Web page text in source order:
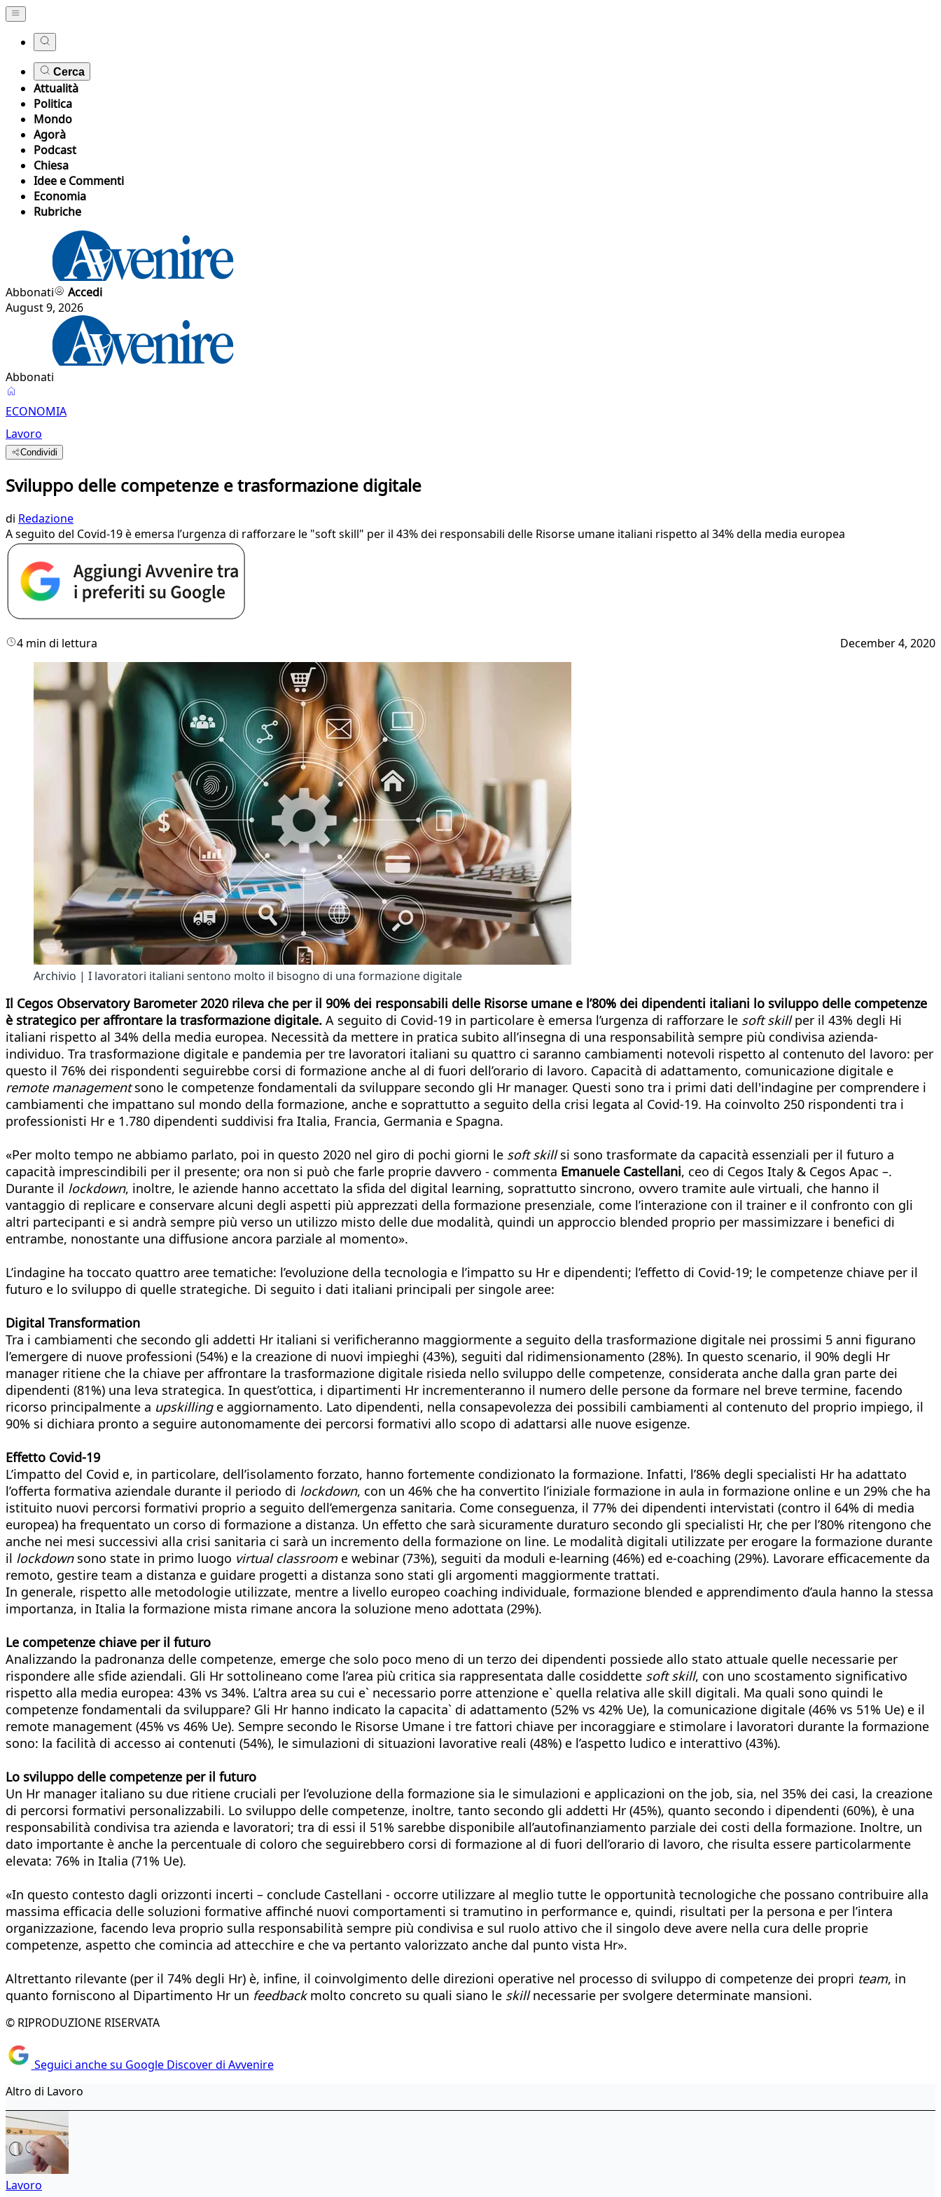
Cerca
Attualità
Politica
Mondo
Agorà
Podcast
Chiesa
Idee e Commenti
Economia
Rubriche
Abbonati
Accedi
August 9, 2026
Abbonati
ECONOMIA
Lavoro
Condividi
Sviluppo delle competenze e trasformazione digitale
di Redazione
A seguito del Covid-19 è emersa l’urgenza di rafforzare le "soft skill" per il 43% dei responsabili delle Risorse umane italiani rispetto al 34% della media europea
4 min di lettura December 4, 2020
Archivio | I lavoratori italiani sentono molto il bisogno di una formazione digitale
Il Cegos Observatory Barometer 2020 rileva che per il 90% dei responsabili delle Risorse umane e l’80% dei dipendenti italiani lo sviluppo delle competenze
è strategico per affrontare la trasformazione digitale. A seguito di Covid-19 in particolare è emersa l’urgenza di rafforzare le soft skillper il 43% degli Hi
italiani rispetto al 34% della media europea. Necessità da mettere in pratica subito all’insegna di una responsabilità sempre più condivisa azienda-
individuo. Tra trasformazione digitale e pandemia per tre lavoratori italiani su quattro ci saranno cambiamenti notevoli rispetto al contenuto del lavoro: per
questo il 76% dei rispondenti seguirebbe corsi di formazione anche al di fuori dell’orario di lavoro. Capacità di adattamento, comunicazione digitale e
remote managementsono le competenze fondamentali da sviluppare secondo gli Hr manager. Questi sono tra i primi dati dell'indagine per comprendere i
cambiamenti che impattano sul mondo della formazione, anche e soprattutto a seguito della crisi legata al Covid-19. Ha coinvolto 250 rispondenti tra i
professionisti Hr e 1.780 dipendenti suddivisi fra Italia, Francia, Germania e Spagna.
«Per molto tempo ne abbiamo parlato, poi in questo 2020 nel giro di pochi giorni le soft skillsi sono trasformate da capacità essenziali per il futuro a
capacità imprescindibili per il presente; ora non si può che farle proprie davvero - commenta Emanuele Castellani, ceo di Cegos Italy & Cegos Apac –.
Durante il lockdown, inoltre, le aziende hanno accettato la sfida del digital learning, soprattutto sincrono, ovvero tramite aule virtuali, che hanno il
vantaggio di replicare e conservare alcuni degli aspetti più apprezzati della formazione presenziale, come l’interazione con il trainer e il confronto con gli
altri partecipanti e si andrà sempre più verso un utilizzo misto delle due modalità, quindi un approccio blended proprio per massimizzare i benefici di
entrambe, nonostante una diffusione ancora parziale al momento».
L’indagine ha toccato quattro aree tematiche: l’evoluzione della tecnologia e l’impatto su Hr e dipendenti; l’effetto di Covid-19; le competenze chiave per il
futuro e lo sviluppo di quelle strategiche. Di seguito i dati italiani principali per singole aree:
Digital Transformation
Tra i cambiamenti che secondo gli addetti Hr italiani si verificheranno maggiormente a seguito della trasformazione digitale nei prossimi 5 anni figurano
l’emergere di nuove professioni (54%) e la creazione di nuovi impieghi (43%), seguiti dal ridimensionamento (28%). In questo scenario, il 90% degli Hr
manager ritiene che la chiave per affrontare la trasformazione digitale risieda nello sviluppo delle competenze, considerata anche dalla gran parte dei
dipendenti (81%) una leva strategica. In quest’ottica, i dipartimenti Hr incrementeranno il numero delle persone da formare nel breve termine, facendo
ricorso principalmente a upskillinge aggiornamento. Lato dipendenti, nella consapevolezza dei possibili cambiamenti al contenuto del proprio impiego, il
90% si dichiara pronto a seguire autonomamente dei percorsi formativi allo scopo di adattarsi alle nuove esigenze.
Effetto Covid-19
L’impatto del Covid e, in particolare, dell’isolamento forzato, hanno fortemente condizionato la formazione. Infatti, l’86% degli specialisti Hr ha adattato
l’offerta formativa aziendale durante il periodo di lockdown, con un 46% che ha convertito l’iniziale formazione in aula in formazione online e un 29% che ha
istituito nuovi percorsi formativi proprio a seguito dell’emergenza sanitaria. Come conseguenza, il 77% dei dipendenti intervistati (contro il 64% di media
europea) ha frequentato un corso di formazione a distanza. Un effetto che sarà sicuramente duraturo secondo gli specialisti Hr, che per l’80% ritengono che
anche nei mesi successivi alla crisi sanitaria ci sarà un incremento della formazione on line. Le modalità digitali utilizzate per erogare la formazione durante
il lockdownsono state in primo luogo virtual classroome webinar (73%), seguiti da moduli e-learning (46%) ed e-coaching (29%). Lavorare efficacemente da
remoto, gestire team a distanza e guidare progetti a distanza sono stati gli argomenti maggiormente trattati.
In generale, rispetto alle metodologie utilizzate, mentre a livello europeo coaching individuale, formazione blended e apprendimento d’aula hanno la stessa
importanza, in Italia la formazione mista rimane ancora la soluzione meno adottata (29%).
Le competenze chiave per il futuro
Analizzando la padronanza delle competenze, emerge che solo poco meno di un terzo dei dipendenti possiede allo stato attuale quelle necessarie per
rispondere alle sfide aziendali. Gli Hr sottolineano come l’area più critica sia rappresentata dalle cosiddette soft skill, con uno scostamento significativo
rispetto alla media europea: 43% vs 34%. L’altra area su cui e` necessario porre attenzione e` quella relativa alle skill digitali. Ma quali sono quindi le
competenze fondamentali da sviluppare? Gli Hr hanno indicato la capacita` di adattamento (52% vs 42% Ue), la comunicazione digitale (46% vs 51% Ue) e il
remote management (45% vs 46% Ue). Sempre secondo le Risorse Umane i tre fattori chiave per incoraggiare e stimolare i lavoratori durante la formazione
sono: la facilità di accesso ai contenuti (54%), le simulazioni di situazioni lavorative reali (48%) e l’aspetto ludico e interattivo (43%).
Lo sviluppo delle competenze per il futuro
Un Hr manager italiano su due ritiene cruciali per l’evoluzione della formazione sia le simulazioni e applicazioni on the job, sia, nel 35% dei casi, la creazione
di percorsi formativi personalizzabili. Lo sviluppo delle competenze, inoltre, tanto secondo gli addetti Hr (45%), quanto secondo i dipendenti (60%), è una
responsabilità condivisa tra azienda e lavoratori; tra di essi il 51% sarebbe disponibile all’autofinanziamento parziale dei costi della formazione. Inoltre, un
dato importante è anche la percentuale di coloro che seguirebbero corsi di formazione al di fuori dell’orario di lavoro, che risulta essere particolarmente
elevata: 76% in Italia (71% Ue).
«In questo contesto dagli orizzonti incerti – conclude Castellani - occorre utilizzare al meglio tutte le opportunità tecnologiche che possano contribuire alla
massima efficacia delle soluzioni formative affinché nuovi comportamenti si tramutino in performance e, quindi, risultati per la persona e per l’intera
organizzazione, facendo leva proprio sulla responsabilità sempre più condivisa e sul ruolo attivo che il singolo deve avere nella cura delle proprie
competenze, aspetto che comincia ad attecchire e che va pertanto valorizzato anche dal punto vista Hr».
Altrettanto rilevante (per il 74% degli Hr) è, infine, il coinvolgimento delle direzioni operative nel processo di sviluppo di competenze dei propri team, in
quanto forniscono al Dipartimento Hr un feedbackmolto concreto su quali siano le skillnecessarie per svolgere determinate mansioni.
© RIPRODUZIONE RISERVATA
Seguici anche su Google Discover di Avvenire
Altro di Lavoro
Lavoro